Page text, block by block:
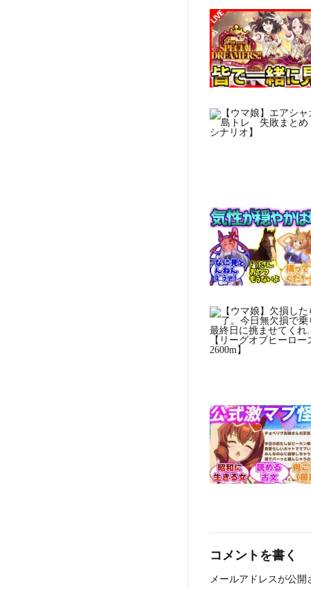
コメントを書く
メールアドレスが公